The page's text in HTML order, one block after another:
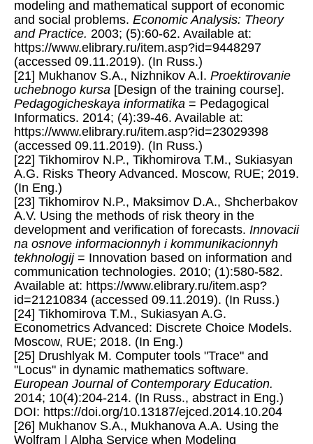
modeling and mathematical support of economic
and social problems. Economic Analysis: Theory
and Practice. 2003; (5):60-62. Available at:
https://www.elibrary.ru/item.asp?id=9448297
(accessed 09.11.2019). (In Russ.)
[21] Mukhanov S.A., Nizhnikov A.I. Proektirovanie
uchebnogo kursa [Design of the training course].
Pedagogicheskaya informatika = Pedagogical
Informatics. 2014; (4):39-46. Available at:
https://www.elibrary.ru/item.asp?id=23029398
(accessed 09.11.2019). (In Russ.)
[22] Tikhomirov N.P., Tikhomirova T.M., Sukiasyan
A.G. Risks Theory Advanced. Moscow, RUE; 2019.
(In Eng.)
[23] Tikhomirov N.P., Maksimov D.A., Shcherbakov
A.V. Using the methods of risk theory in the
development and verification of forecasts. Innovacii
na osnove informacionnyh i kommunikacionnyh
tekhnologij= Innovation based on information and
communication technologies. 2010; (1):580-582.
Available at: https://www.elibrary.ru/item.asp?
id=21210834 (accessed 09.11.2019). (In Russ.)
[24] Tikhomirova T.M., Sukiasyan A.G.
Еconometrics Advanced: Discrete Choice Models.
Moscow, RUE; 2018. (In Eng.)
[25] Drushlyak M. Computer tools "Trace" and
"Locus" in dynamic mathematics software.
European Journal of Contemporary Education.
2014; 10(4):204-214. (In Russ., abstract in Eng.)
DOI: https://doi.org/10.13187/ejced.2014.10.204
[26] Mukhanov S.A., Mukhanova A.A. Using the
Wolfram | Alpha Service when Modeling